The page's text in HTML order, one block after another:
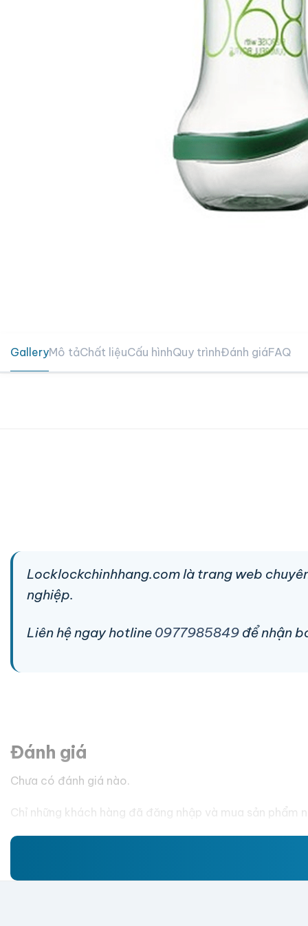
GalleryMô tảChất liệuCấu hìnhQuy trìnhĐánh giáFAQ
Locklockchinhhang.com là trang web
nghiệp.
Liên hệ ngay hotline 0977985849 để nhận
Đánh giá
Chưa có đánh giá nào.
Chỉ những khách hàng đã đăng nhập và mua sản phẩm